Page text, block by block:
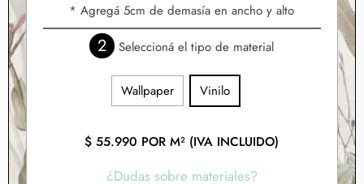
* Agregá 5cm de demasía en ancho y alto
2 Seleccioná el tipo de material
Wallpaper Vinilo
$ 55.990 POR M² (IVA INCLUIDO)
¿Dudas sobre materiales?